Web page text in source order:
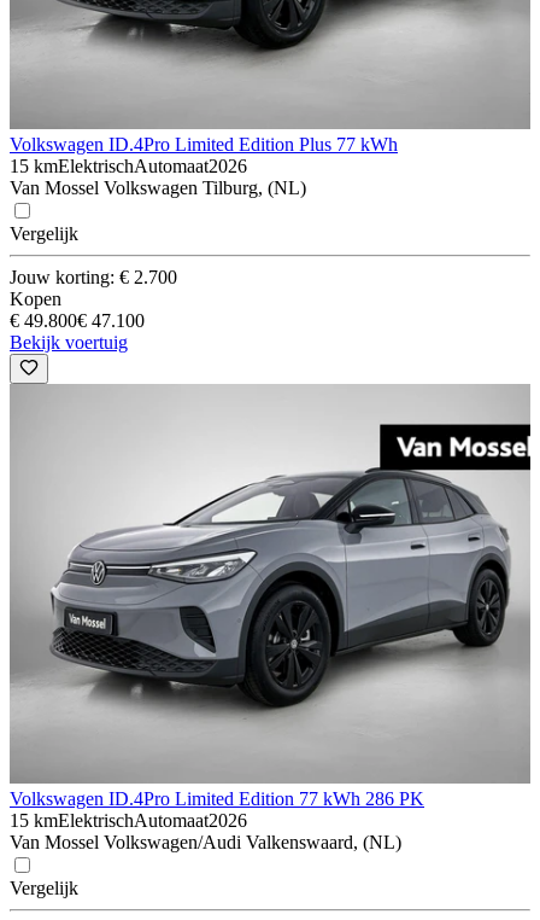
Volkswagen ID.4Pro Limited Edition Plus 77 kWh
15 kmElektrischAutomaat2026
Van Mossel Volkswagen Tilburg, (NL)
Vergelijk
Jouw korting: € 2.700
Kopen
€ 49.800€ 47.100
Bekijk voertuig
Volkswagen ID.4Pro Limited Edition 77 kWh 286 PK
15 kmElektrischAutomaat2026
Van Mossel Volkswagen/Audi Valkenswaard, (NL)
Vergelijk